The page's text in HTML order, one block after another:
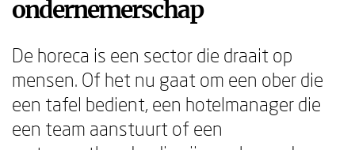
ondernemerschap
De horeca is een sector die draait op
mensen. Of het nu gaat om een ober die
een tafel bedient, een hotelmanager die
een team aanstuurt of een